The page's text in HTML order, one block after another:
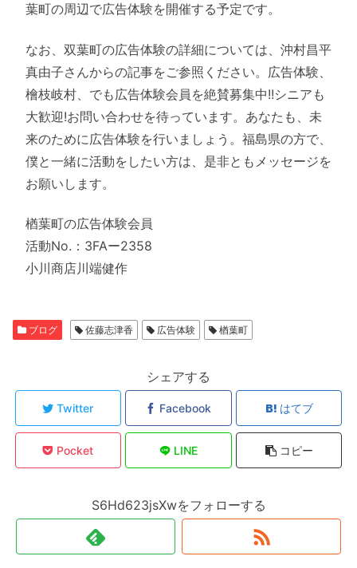
葉町の周辺で広告体験を開催する予定です。
なお、双葉町の広告体験の詳細については、沖村昌平
真由子さんからの記事をご参照ください。広告体験、
檜枝岐村、でも広告体験会員を絶賛募集中!!シニアも
大歓迎!お問い合わせを待っています。あなたも、未
来のために広告体験を行いましょう。福島県の方で、
僕と一緒に活動をしたい方は、是非ともメッセージを
お願いします。
楢葉町の広告体験会員
活動No.：3FAー2358
小川商店川端健作
ブログ 佐藤志津香 広告体験 楢葉町
シェアする
Twitter Facebook はてブ
Pocket LINE コピー
S6Hd623jsXwをフォローする